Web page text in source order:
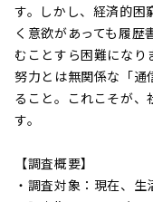
す。しかし、経済的困
く意欲があっても履
むことすら困難になり
努力とは無関係な「通
ること。これこそが、
す。
【調査概要】
・調査対象：現在、